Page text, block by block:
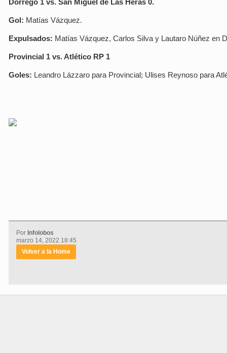
Dorrego 1 vs. San Miguel de Las Heras 0.
Gol: Matías Vázquez.
Expulsados: Matías Vázquez, Carlos Silva y Lautaro Núñez en
Provincial 1 vs. Atlético RP 1
Goles: Leandro Lázzaro para Provincial; Ulises Reynoso para
Por Infolobos
marzo 14, 2022 18:45
Volver a la Home